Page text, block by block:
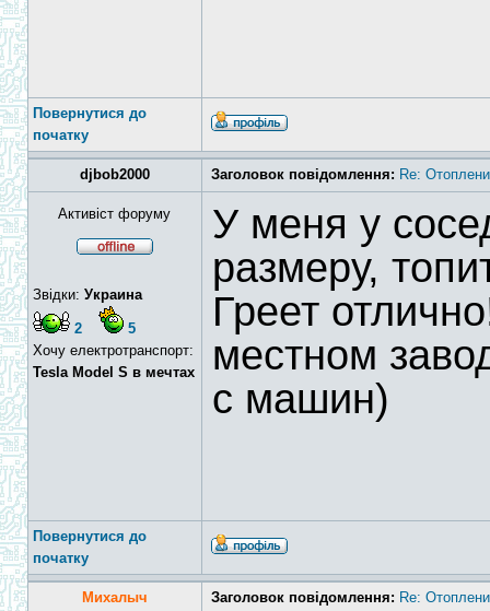
Повернутися до
початку
djbob2000 Заголовок повідомлення: Re:
Активіст форуму
Звідки: Украина
2
5
Хочу електротранспорт:
Tesla Model S в мечтах
У меня у
размеру,
Греет
местном
с машин)
Повернутися до
початку
Михалыч Заголовок повідомлення: Re: